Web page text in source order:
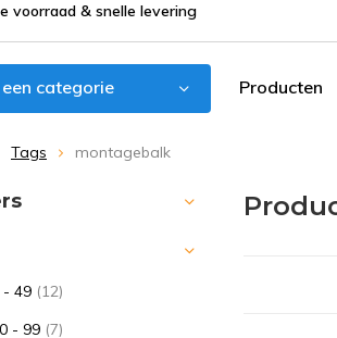
voorraad & snelle levering
een categorie Producten
Tags montagebalk
op:
- 49 (12)
- 99 (7)